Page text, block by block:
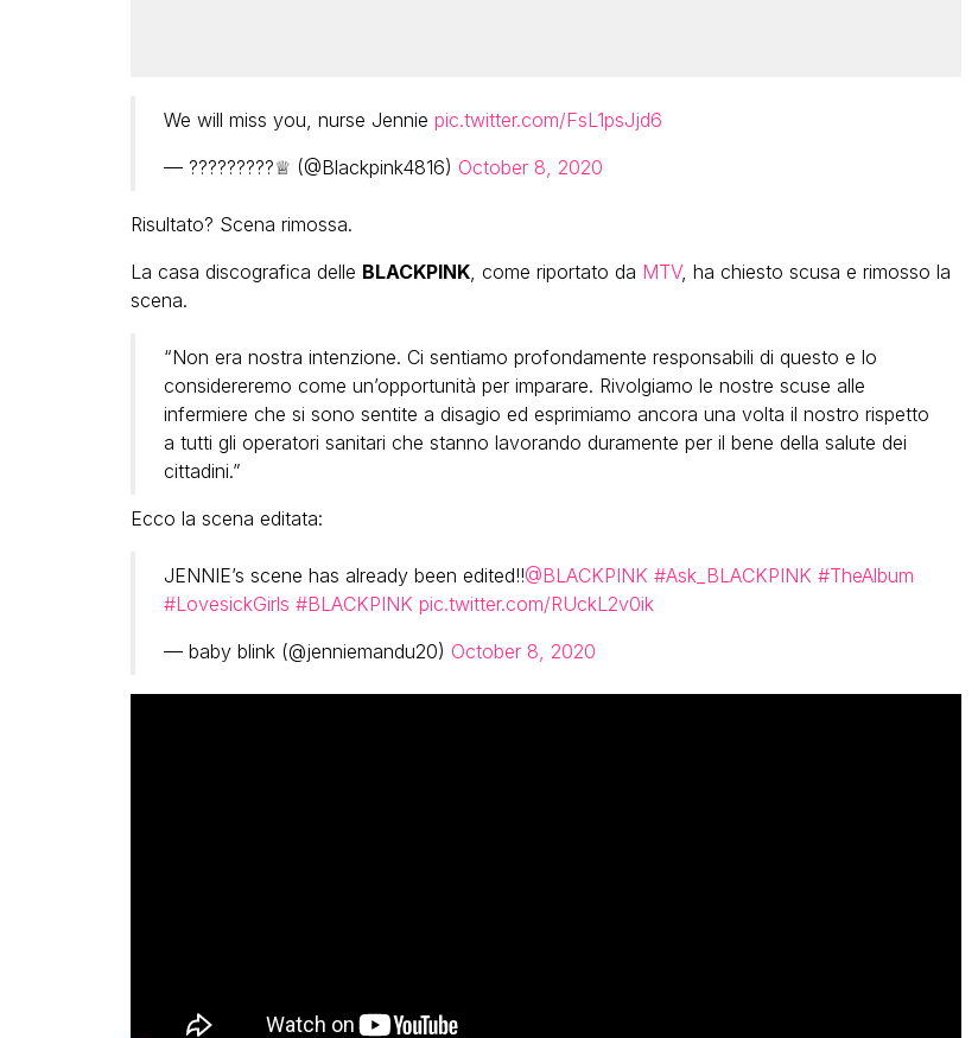
We will miss you, nurse Jennie pic.twitter.com/FsL1psJjd6
— ?????????♕ (@Blackpink4816) October 8, 2020
Risultato? Scena rimossa.
La casa discografica delle BLACKPINK, come riportato da MTV, ha chiesto scusa e rimosso la
scena.
“Non era nostra intenzione. Ci sentiamo profondamente responsabili di questo e lo
considereremo come un’opportunità per imparare. Rivolgiamo le nostre scuse alle
infermiere che si sono sentite a disagio ed esprimiamo ancora una volta il nostro rispetto
a tutti gli operatori sanitari che stanno lavorando duramente per il bene della salute dei
cittadini.”
Ecco la scena editata:
JENNIE’s scene has already been edited!!@BLACKPINK #Ask_BLACKPINK #TheAlbum
#LovesickGirls #BLACKPINK pic.twitter.com/RUckL2v0ik
— baby blink (@jenniemandu20) October 8, 2020